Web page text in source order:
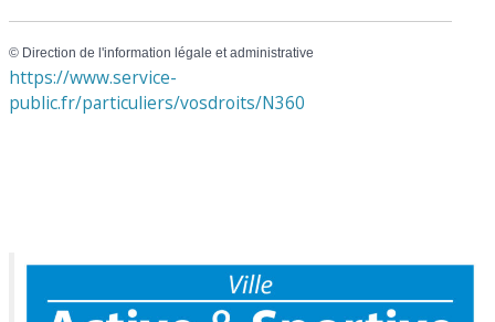
© Direction de l'information légale et administrative
https://www.service-
public.fr/particuliers/vosdroits/N360